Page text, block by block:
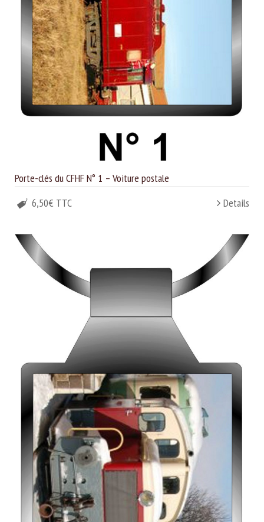
Porte-clés du CFHF N° 1 – Voiture postale
6,50€ TTC
Details